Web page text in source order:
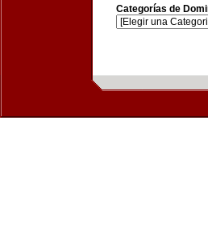
Categorías de